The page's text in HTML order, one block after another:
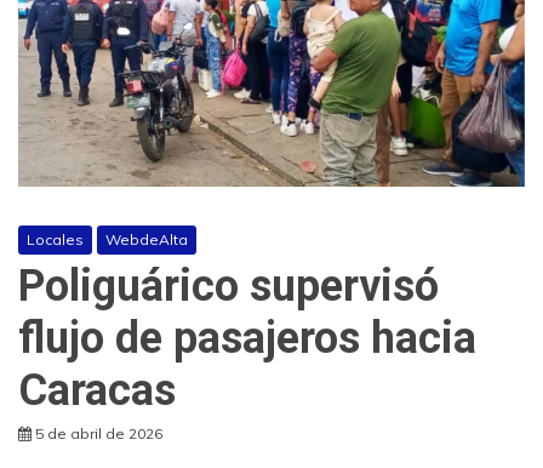
Locales WebdeAlta
Poliguárico supervisó
flujo de pasajeros hacia
Caracas
5 de abril de 2026